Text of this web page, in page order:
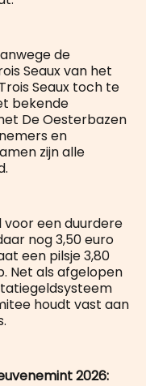
de
Seaux van het
Seaux toch te
bekende
De Oesterbazen
en
zijn alle
een duurdere
nog 3,50 euro
een pilsje 3,80
Net als afgelopen
houdt vast aan
2026: